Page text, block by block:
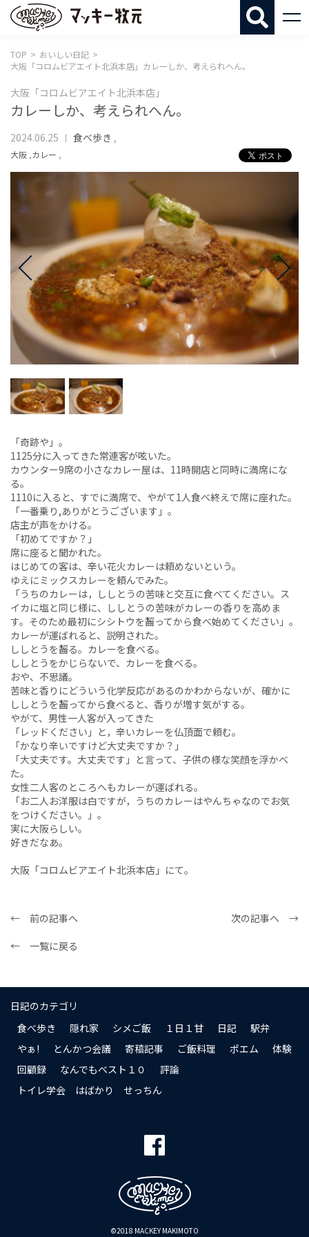
TOP
おいしい日記
大阪「コロムビアエイト北浜本店」カレーしか、考えられへん。
大阪「コロムビアエイト北浜本店」
カレーしか、考えられへん。
2024.06.25 食べ歩き ,
大阪 ,カレー ,
「奇跡や」。
1125分に入ってきた常連客が呟いた。
カウンター9席の小さなカレー屋は、11時開店と同時に満席にな
る。
1110に入ると、すでに満席で、やがて1人食べ終えで席に座れた。
「一番乗り,ありがとうございます」。
店主が声をかける。
「初めてですか？」
席に座ると聞かれた。
はじめての客は、辛い花火カレーは頼めないという。
ゆえにミックスカレーを頼んでみた。
「うちのカレーは，ししとうの苦味と交互に食べてください。ス
イカに塩と同じ様に、ししとうの苦味がカレーの香りを高めま
す。そのため最初にシシトウを齧ってから食べ始めてください」。
カレーが運ばれると、説明された。
ししとうを齧る。カレーを食べる。
ししとうをかじらないで、カレーを食べる。
おや、不思議。
苦味と香りにどういう化学反応があるのかわからないが、確かに
ししとうを齧ってから食べると、香りが増す気がする。
やがて、男性一人客が入ってきた
「レッドください」と，辛いカレーを仏頂面で頼む。
「かなり辛いですけど大丈夫ですか？」
「大丈夫です。大丈夫です」と言って、子供の様な笑顔を浮かべ
た。
女性二人客のところへもカレーが運ばれる。
「お二人お洋服は白ですが，うちのカレーはやんちゃなのでお気
をつけください。」。
実に大阪らしい。
好きだなあ。
大阪「コロムビアエイト北浜本店」にて。
← 前の記事へ
次の記事へ →
← 一覧に戻る
日記のカテゴリ
食べ歩き
隠れ家 シメご飯 １日１甘 日記
駅弁
やぁ!
とんかつ会議 寄稿記事 ご飯料理 ポエム
体験
回顧録
なんでもベスト１０
評論
トイレ学会 はばかり せっちん
©2018 MACKEY MAKIMOTO